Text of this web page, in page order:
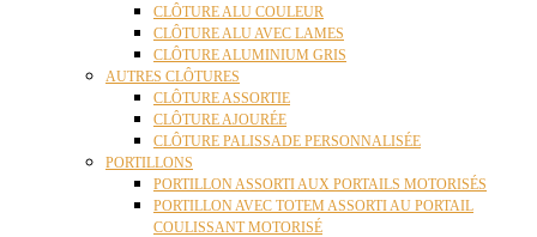
CLÔTURE ALU COULEUR
CLÔTURE ALU AVEC LAMES
CLÔTURE ALUMINIUM GRIS
AUTRES CLÔTURES
CLÔTURE ASSORTIE
CLÔTURE AJOURÉE
CLÔTURE PALISSADE PERSONNALISÉE
PORTILLONS
PORTILLON ASSORTI AUX PORTAILS MOTORISÉS
PORTILLON AVEC TOTEM ASSORTI AU PORTAIL
COULISSANT MOTORISÉ